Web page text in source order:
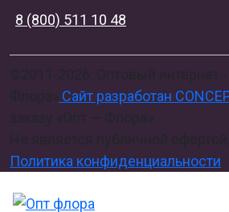
8 (800) 511 10 48
Сайт разработан
Политика конфиденциальности